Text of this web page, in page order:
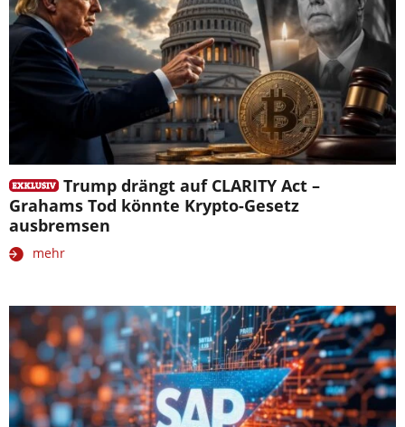
Trump drängt auf CLARITY Act –
Grahams Tod könnte Krypto-Gesetz
ausbremsen
mehr